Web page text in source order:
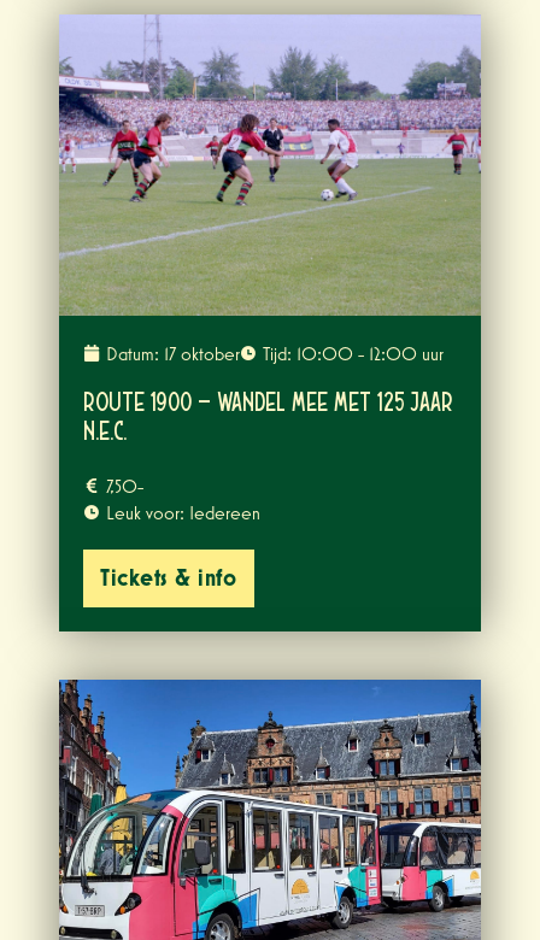
Datum: 17 oktober Tijd: 10:00 - 12:00 uur
Route 1900 – Wandel mee met 125 jaar
N.E.C.
7,50-
Leuk voor: Iedereen
Tickets & info